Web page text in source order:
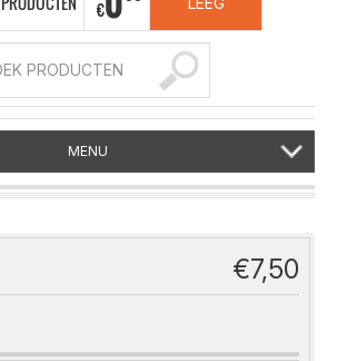
€
MENU
€7,50